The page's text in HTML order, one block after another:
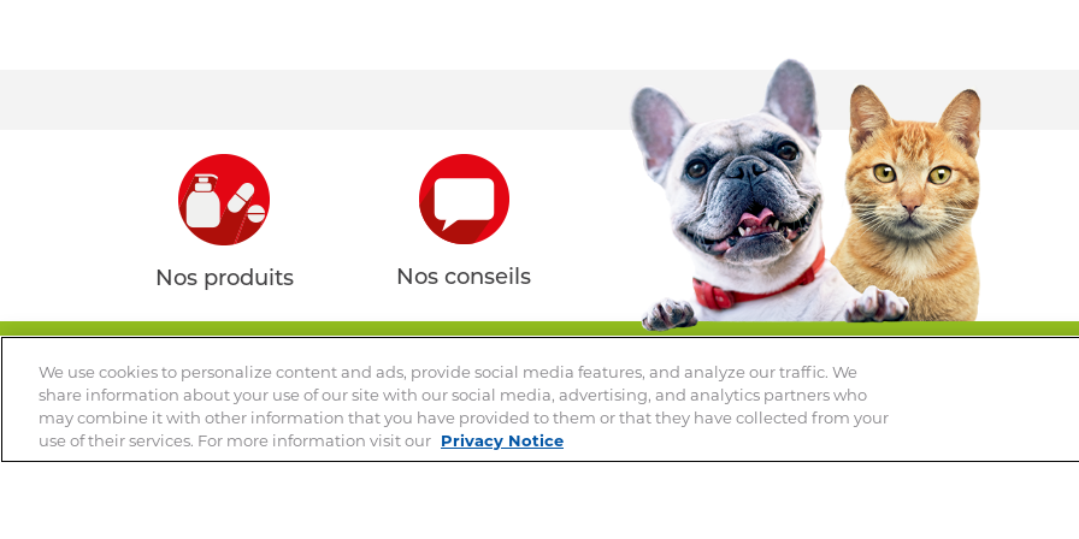
Nos produits Nos conseils
Demandez conseil à votre
Votre vétérinaire est le spécialiste de votre animal – Ce site ne remplace pas une
We use cookies to personalize content and ads, provide social media features, and analyze our traffic. We
share information about your use of our site with our social media, advertising, and analytics partners who
may combine it with other information that you have provided to them or that they have collected from your
use of their services. For more information visit our Privacy Notice